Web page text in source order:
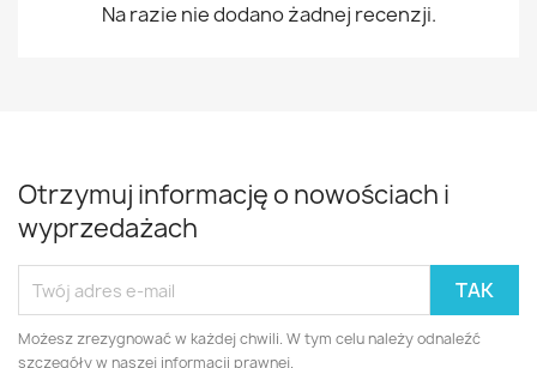
Na razie nie dodano żadnej recenzji.
Otrzymuj informację o nowościach i
wyprzedażach
Możesz zrezygnować w każdej chwili. W tym celu należy odnaleźć
szczegóły w naszej informacji prawnej.